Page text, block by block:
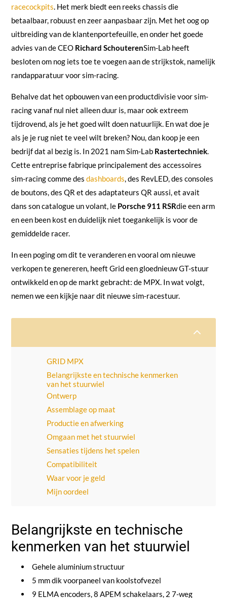
racecockpits. Het merk biedt een reeks chassis die
betaalbaar, robuust en zeer aanpasbaar zijn. Met het oog op
uitbreiding van de klantenportefeuille, en onder het goede
advies van de CEO Richard SchouterenSim-Lab heeft
besloten om nog iets toe te voegen aan de strijkstok, namelijk
randapparatuur voor sim-racing.
Behalve dat het opbouwen van een productdivisie voor sim-
racing vanaf nul niet alleen duur is, maar ook extreem
tijdrovend, als je het goed wilt doen natuurlijk. En wat doe je
als je je rug niet te veel wilt breken? Nou, dan koop je een
bedrijf dat al bezig is. In 2021 nam Sim-Lab Rastertechniek.
Cette entreprise fabrique principalement des accessoires
sim-racing comme des dashboards, des RevLED, des consoles
de boutons, des QR et des adaptateurs QR aussi, et avait
dans son catalogue un volant, le Porsche 911 RSRdie een arm
en een been kost en duidelijk niet toegankelijk is voor de
gemiddelde racer.
In een poging om dit te veranderen en vooral om nieuwe
verkopen te genereren, heeft Grid een gloednieuw GT-stuur
ontwikkeld en op de markt gebracht: de MPX. In wat volgt,
nemen we een kijkje naar dit nieuwe sim-racestuur.
2
GRID MPX
Belangrijkste en technische kenmerken
van het stuurwiel
Ontwerp
Assemblage op maat
Productie en afwerking
Omgaan met het stuurwiel
Sensaties tijdens het spelen
Compatibiliteit
Waar voor je geld
Mijn oordeel
Belangrijkste en technische
kenmerken van het stuurwiel
Gehele aluminium structuur
5 mm dik voorpaneel van koolstofvezel
9 ELMA encoders, 8 APEM schakelaars, 2 7-weg